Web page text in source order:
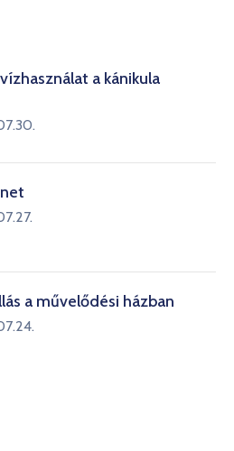
a kánikula
a művelődési házban